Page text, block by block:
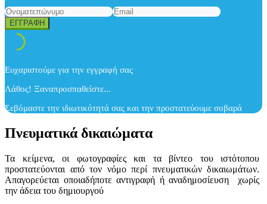
Ευχαριστούμε για την εγγραφή σας
Λάθος! Ξαναπροσπαθείστε...
Σεβόμαστε την ιδιωτικότητά σας και την προστατεύουμε σοβαρά
Πνευματικά δικαιώματα
Τα κείμενα, οι φωτογραφίες και τα βίντεο του ιστότοπου
προστατεύονται από τον νόμο περί πνευματικών δικαιωμάτων.
Απαγορεύεται οποιαδήποτε αντιγραφή ή αναδημοσίευση χωρίς
την άδεια του δημιουργού